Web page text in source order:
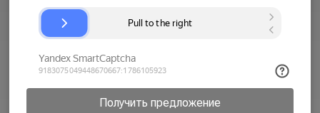
Получить предложение